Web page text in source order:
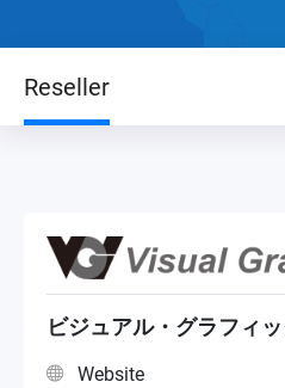
Reseller
NAS Distributor
Reseller
ビジュアル・グラフィ
Website